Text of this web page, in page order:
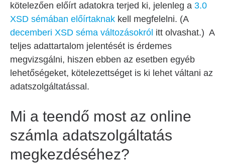
kötelezően előírt adatokra terjed ki, jelenleg a 3.0
XSD sémában előírtaknak kell megfelelni. (A
decemberi XSD séma változásokról itt olvashat.) A
teljes adattartalom jelentését is érdemes
megvizsgálni, hiszen ebben az esetben egyéb
lehetőségeket, kötelezettséget is ki lehet váltani az
adatszolgáltatással.
Mi a teendő most az online
számla adatszolgáltatás
megkezdéséhez?